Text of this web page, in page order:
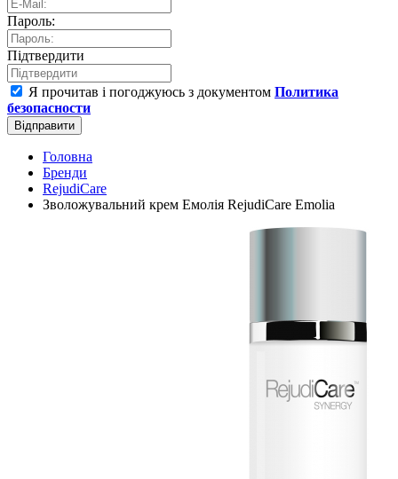
Пароль:
Підтвердити
Я прочитав і погоджуюсь з документом Политика
безопасности
Відправити
Головна
Бренди
RejudiCare
Зволожувальний крем Емолія RejudiCare Emolia